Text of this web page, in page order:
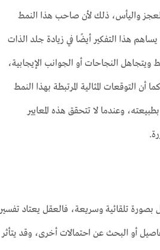
واليأس، ذلك لأن صاحب هذا النمط
هذا التفكير أيضًا في زيادة جلد الذات
النجاحات أو الجوانب الإيجابية،
المثالية المرتبطة بهذا النمط
وعندما لا تتحقق هذه المعايير
تلقائية وسريعة، فالعقل يعتاد تفسير
أو البحث عن احتمالات أخرى، وقد يتأثر